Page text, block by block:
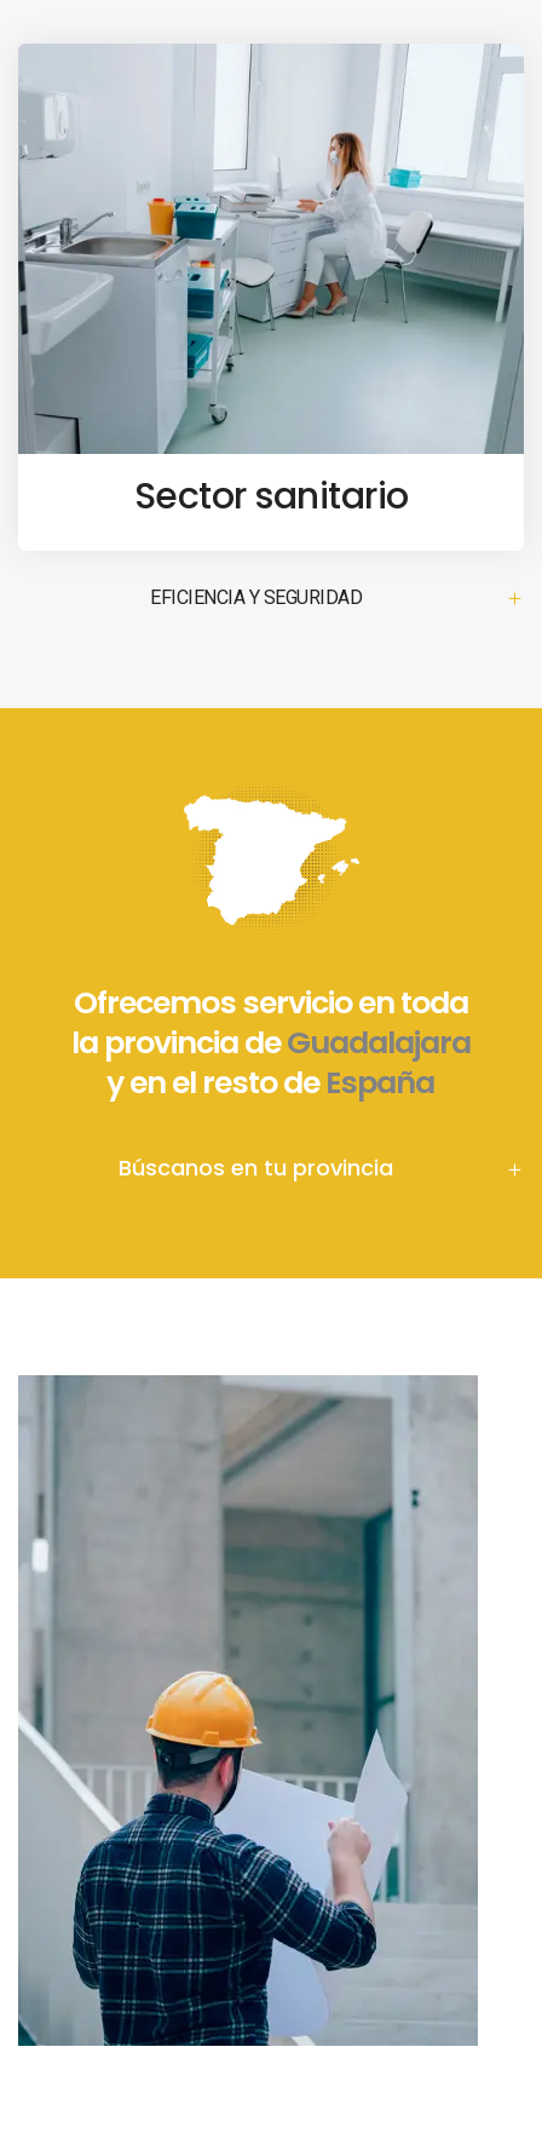
Sector sanitario
EFICIENCIA Y SEGURIDAD
Ofrecemos servicio en toda
la provincia deGuadalajara
y en el resto deEspaña
Búscanos en tu provincia